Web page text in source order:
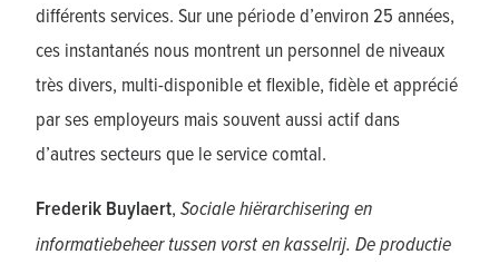
différents services. Sur une période d’environ 25 années,
ces instantanés nous montrent un personnel de niveaux
très divers, multi-disponible et flexible, fidèle et apprécié
par ses employeurs mais souvent aussi actif dans
d’autres secteurs que le service comtal.
Frederik Buylaert, Sociale hiërarchisering en
informatiebeheer tussen vorst en kasselrij. De productie